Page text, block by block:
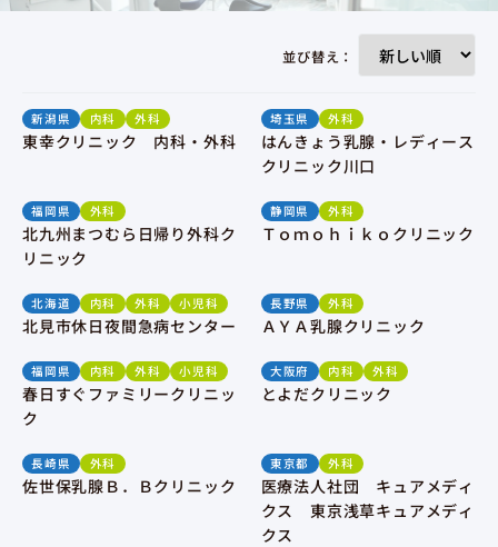
並び替え：
新潟県 内科 外科
東幸クリニック 内科・外科
埼玉県 外科
はんきょう乳腺・レディース
クリニック川口
福岡県 外科
北九州まつむら日帰り外科ク
リニック
静岡県 外科
Ｔｏｍｏｈｉｋｏクリニック
北海道 内科 外科 小児科
北見市休日夜間急病センター
長野県 外科
ＡＹＡ乳腺クリニック
福岡県 内科 外科 小児科
春日すぐファミリークリニッ
ク
大阪府 内科 外科
とよだクリニック
長崎県 外科
佐世保乳腺Ｂ．Ｂクリニック
東京都 外科
医療法人社団 キュアメディ
クス 東京浅草キュアメディ
クス